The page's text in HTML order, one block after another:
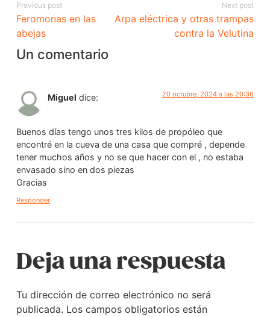
Previous post
Feromonas en las
abejas
Next post
Arpa eléctrica y otras trampas
contra la Velutina
Un comentario
Miguel dice: 20 octubre, 2024 a las 20:36
Buenos días tengo unos tres kilos de propóleo que
encontré en la cueva de una casa que compré , depende
tener muchos años y no se que hacer con el , no estaba
envasado sino en dos piezas
Gracias
Responder
Deja una respuesta
Tu dirección de correo electrónico no será
publicada. Los campos obligatorios están